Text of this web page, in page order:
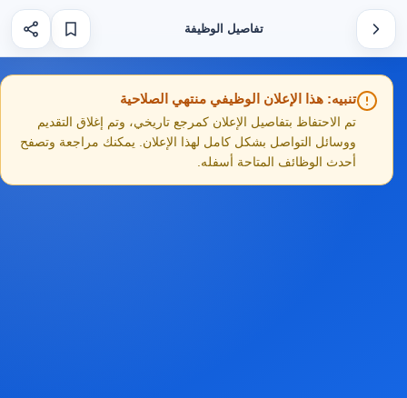
تفاصيل الوظيفة
تنبيه: هذا الإعلان الوظيفي منتهي الصلاحية
تم الاحتفاظ بتفاصيل الإعلان كمرجع تاريخي، وتم إغلاق التقديم
ووسائل التواصل بشكل كامل لهذا الإعلان. يمكنك مراجعة وتصفح
أحدث الوظائف المتاحة أسفله.